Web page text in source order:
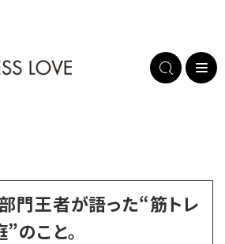
門王者が語った“筋トレ
のこと。